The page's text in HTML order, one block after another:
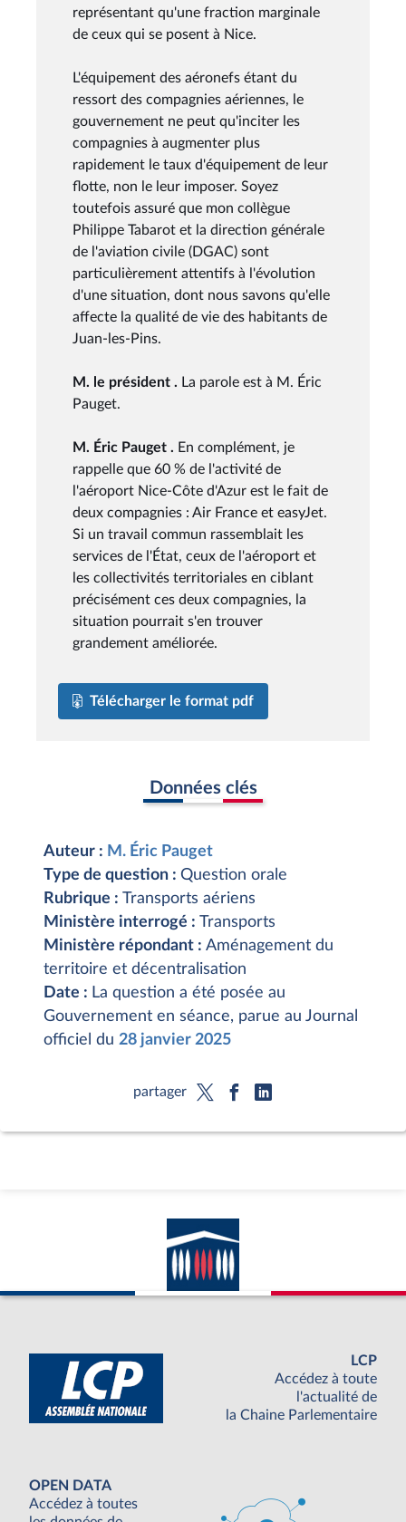
représentant qu'une fraction marginale
de ceux qui se posent à Nice.
L'équipement des aéronefs étant du
ressort des compagnies aériennes, le
gouvernement ne peut qu'inciter les
compagnies à augmenter plus
rapidement le taux d'équipement de leur
flotte, non le leur imposer. Soyez
toutefois assuré que mon collègue
Philippe Tabarot et la direction générale
de l'aviation civile (DGAC) sont
particulièrement attentifs à l'évolution
d'une situation, dont nous savons qu'elle
affecte la qualité de vie des habitants de
Juan-les-Pins.
M. le président . La parole est à M. Éric
Pauget.
M. Éric Pauget . En complément, je
rappelle que 60 % de l'activité de
l'aéroport Nice-Côte d'Azur est le fait de
deux compagnies : Air France et easyJet.
Si un travail commun rassemblait les
services de l'État, ceux de l'aéroport et
les collectivités territoriales en ciblant
précisément ces deux compagnies, la
situation pourrait s'en trouver
grandement améliorée.
Télécharger le format pdf
Données clés
Auteur : M. Éric Pauget
Type de question : Question orale
Rubrique : Transports aériens
Ministère interrogé : Transports
Ministère répondant : Aménagement du
territoire et décentralisation
Date : La question a été posée au
Gouvernement en séance, parue au Journal
officiel du 28 janvier 2025
partager
LCP
Accédez à toute
l'actualité de
la Chaine Parlementaire
OPEN DATA
Accédez à toutes